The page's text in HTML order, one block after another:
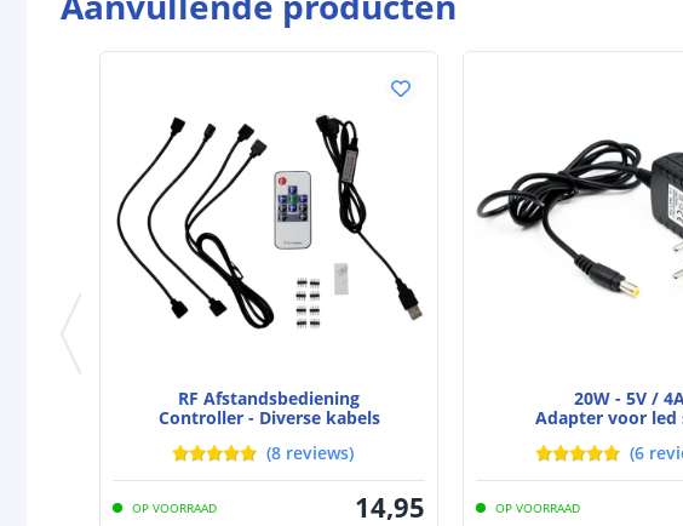
RF Afstandsbediening
Controller - Diverse kabels
(8 reviews)
OP VOORRAAD 14,95
20W - 5V /
Adapter voor led
(6
OP VOORRAAD